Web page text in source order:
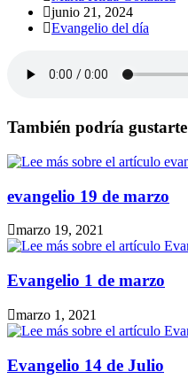
de
la
Publicación
de
junio 21, 2024
Categoría
entrada:
Evangelio del día
También podría gustarte
evangelio 19 de marzo
marzo 19, 2021
Evangelio 1 de marzo
marzo 1, 2021
Evangelio 14 de Julio